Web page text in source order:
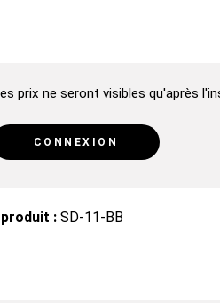
prix ne seront visibles qu'après
CONNEXION
: SD-11-BB